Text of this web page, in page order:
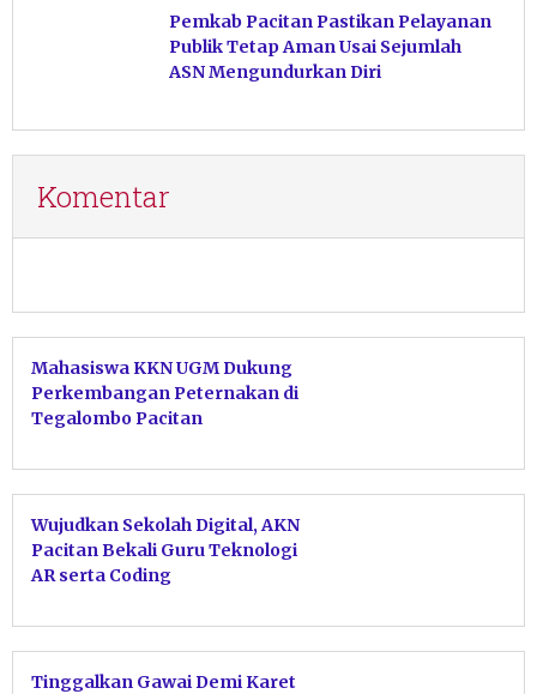
Pemkab Pacitan Pastikan Pelayanan
Publik Tetap Aman Usai Sejumlah
ASN Mengundurkan Diri
Komentar
Mahasiswa KKN UGM Dukung
Perkembangan Peternakan di
Tegalombo Pacitan
Wujudkan Sekolah Digital, AKN
Pacitan Bekali Guru Teknologi
AR serta Coding
Tinggalkan Gawai Demi Karet